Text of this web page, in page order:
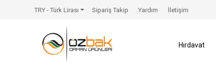
TRY - Türk Lirası Sipariş Takip Yardım İletişim
Hırdavat